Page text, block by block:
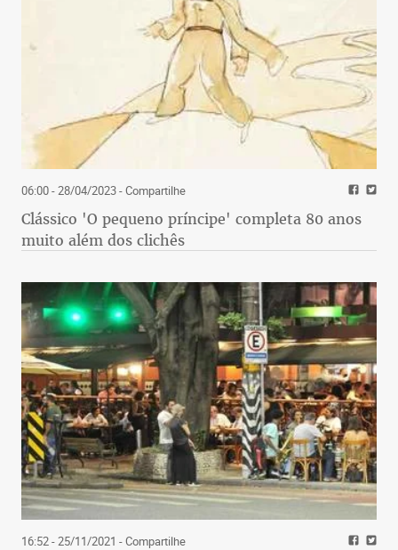
06:00 - 28/04/2023- Compartilhe
Clássico 'O pequeno príncipe' completa 80 anos
muito além dos clichês
16:52 - 25/11/2021 - Compartilhe